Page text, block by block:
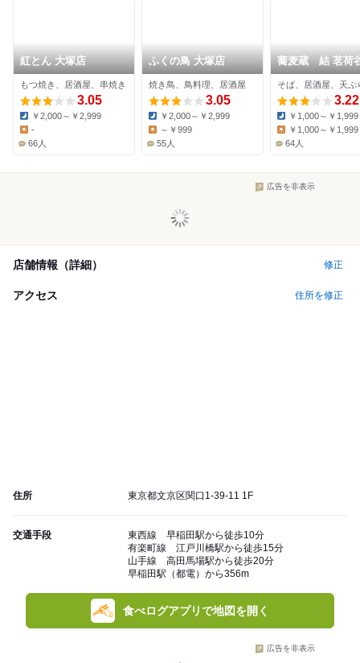
紅とん 大塚店
もつ焼き、居酒屋、串焼き
3.05
Dinner:
￥2,000～￥2,999
Lunch:
-
66人
ふくの鳥 大塚店
焼き鳥、鳥料理、居酒屋
3.05
Dinner:
￥2,000～￥2,999
Lunch:
～￥999
55人
蕎麦蔵 結 茗荷
そば、居酒屋、天ぷ
3.22
Dinner:
￥1,000～￥1,999
Lunch:
￥1,000～￥1,999
64人
広告を非表示
店舗情報（詳細） 修正
アクセス 住所を修正
住所 東京都文京区関口1-39-11 1F
交通手段
東西線 早稲田駅から徒歩10分
有楽町線 江戸川橋駅から徒歩15分
山手線 高田馬場駅から徒歩20分
早稲田駅（都電）から356m
食べログアプリで地図を開く
広告を非表示